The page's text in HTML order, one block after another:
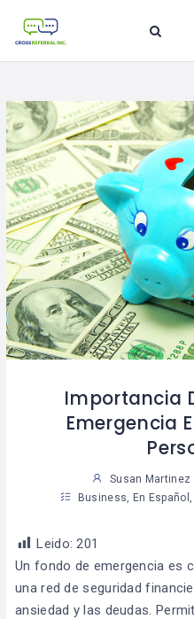
Importancia
Emergencia
Susan Martinez
Business
En Español
Leido: 201
Un fondo de emergencia es
una red de seguridad
ansiedad y las deudas.